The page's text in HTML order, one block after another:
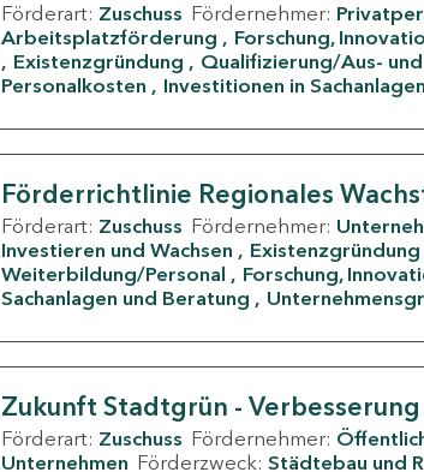
Förderart: Zuschuss Fördernehmer:
Arbeitsplatzförderung
Forschung,
Existenzgründung
Qualifizierung/Aus-
Personalkosten
Investitionen in
Förderrichtlinie Regionales
Förderart: Zuschuss Fördernehmer:
Investieren und Wachsen
Existenzgründung
Weiterbildung/Personal
Forschung,
Sachanlagen und Beratung
Zukunft Stadtgrün -
Förderart: Zuschuss Fördernehmer:
Unternehmen Förderzweck: Städtebau und